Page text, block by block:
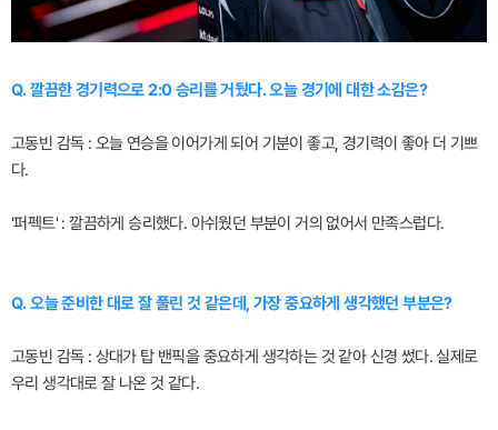
Q. 깔끔한 경기력으로 2:0 승리를 거뒀다. 오늘 경기에 대한 소감은?
고동빈 감독 : 오늘 연승을 이어가게 되어 기분이 좋고, 경기력이 좋아 더 기쁘
다.
'퍼펙트' : 깔끔하게 승리했다. 아쉬웠던 부분이 거의 없어서 만족스럽다.
Q. 오늘 준비한 대로 잘 풀린 것 같은데, 가장 중요하게 생각했던 부분은?
고동빈 감독 : 상대가 탑 밴픽을 중요하게 생각하는 것 같아 신경 썼다. 실제로
우리 생각대로 잘 나온 것 같다.